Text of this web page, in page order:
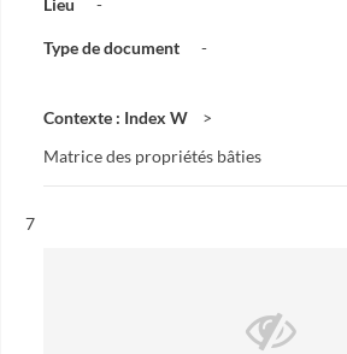
Lieu -
Type de document -
Contexte : Index W
Matrice des propriétés bâties
Résultat n°
7